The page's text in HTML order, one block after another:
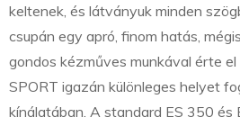
keltenek, és látványuk minden
csupán egy apró, finom hatás,
gondos kézműves munkával érte
SPORT igazán különleges helyet
kínálatában. A standard ES 350 és